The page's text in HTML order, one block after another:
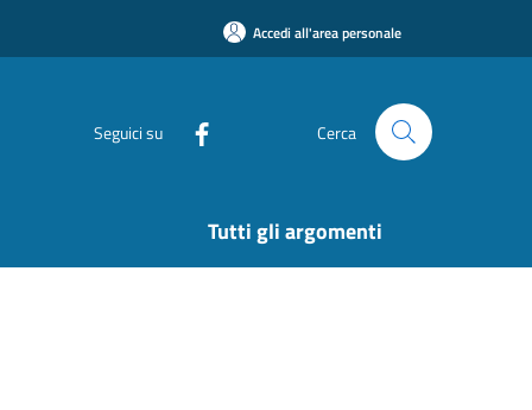
Accedi all'area personale
Seguici su Cerca
Tutti gli argomenti